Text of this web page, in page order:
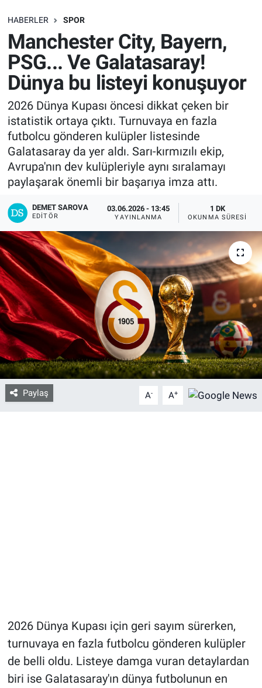
HABERLER SPOR
Manchester City, Bayern,
PSG... Ve Galatasaray!
Dünya bu listeyi konuşuyor
2026 Dünya Kupası öncesi dikkat çeken bir
istatistik ortaya çıktı. Turnuvaya en fazla
futbolcu gönderen kulüpler listesinde
Galatasaray da yer aldı. Sarı-kırmızılı ekip,
Avrupa'nın dev kulüpleriyle aynı sıralamayı
paylaşarak önemli bir başarıya imza attı.
DEMET SAROVA
EDITÖR
03.06.2026 - 13:45
YAYINLANMA
1 DK
OKUNMA SÜRESI
Paylaş A- A+
2026 Dünya Kupası için geri sayım sürerken,
turnuvaya en fazla futbolcu gönderen kulüpler
de belli oldu. Listeye damga vuran detaylardan
biri ise Galatasaray'ın dünya futbolunun en
SAĞLIK
EKONOMİ
EĞİTİM
ÖZEL HABER
Keşfet
ASTROLOJİ
RESMİ İLANLAR
İLAN
Bize ulaşın
İletişim/Künye
Yaşam
Gözden Kaçmasın